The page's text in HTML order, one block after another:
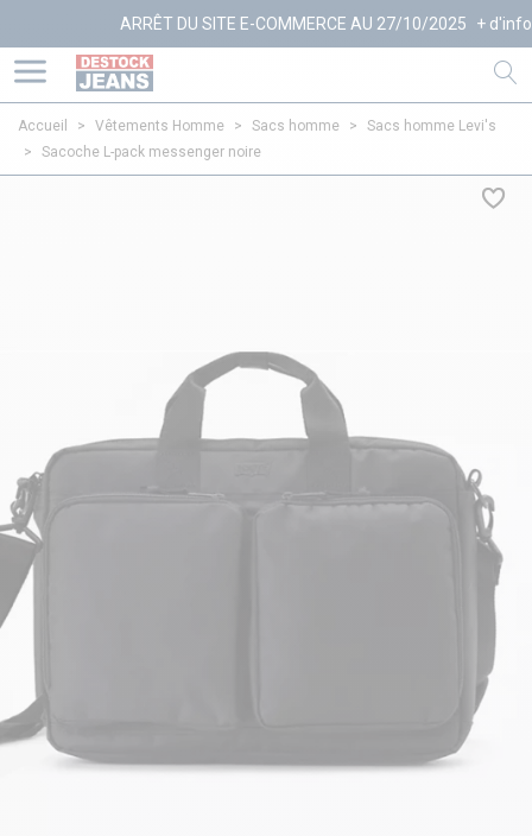
ARRÊT DU SITE E-COMMERCE AU 27/10/2025 + d'infos
Accueil > Vêtements Homme > Sacs homme >
Sacs homme Levi's
>
Sacoche L-pack messenger noire